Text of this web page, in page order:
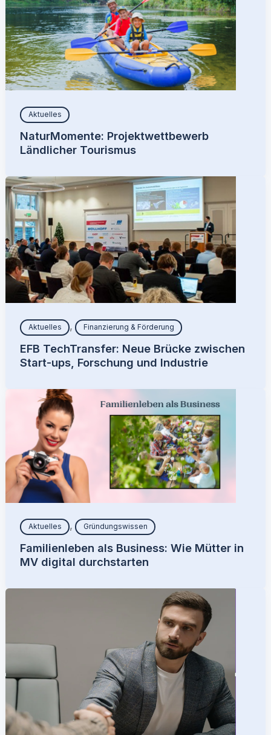
Aktuelles
NaturMomente: Projektwettbewerb
Ländlicher Tourismus
Aktuelles , Finanzierung & Förderung
EFB TechTransfer: Neue Brücke zwischen
Start-ups, Forschung und Industrie
Aktuelles , Gründungswissen
Familienleben als Business: Wie Mütter in
MV digital durchstarten